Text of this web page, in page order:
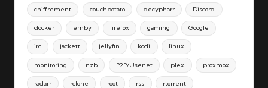
chiffrement couchpotato decypharr Discord
docker emby firefox gaming Google
irc jackett jellyfin kodi linux
monitoring nzb P2P/Usenet plex proxmox
radarr rclone root rss rtorrent